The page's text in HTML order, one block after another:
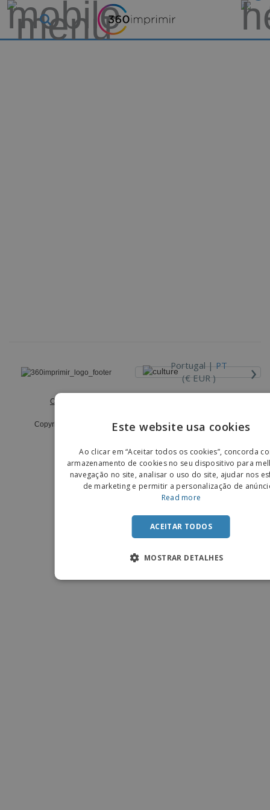
Portugal |PT
(€ EUR )
›
Código de Ética e Conduta
Copyright © 2026 - 360imprimir. Todos os direitos reservados.
Este website usa cookies
Ao clicar em “Aceitar todos os cookies”, concorda
armazenamento de cookies no seu dispositivo para
navegação no site, analisar o uso do site, ajudar nos
de marketing e permitir a personalização de
Read more
ACEITAR TODOS
MOSTRAR DETALHES